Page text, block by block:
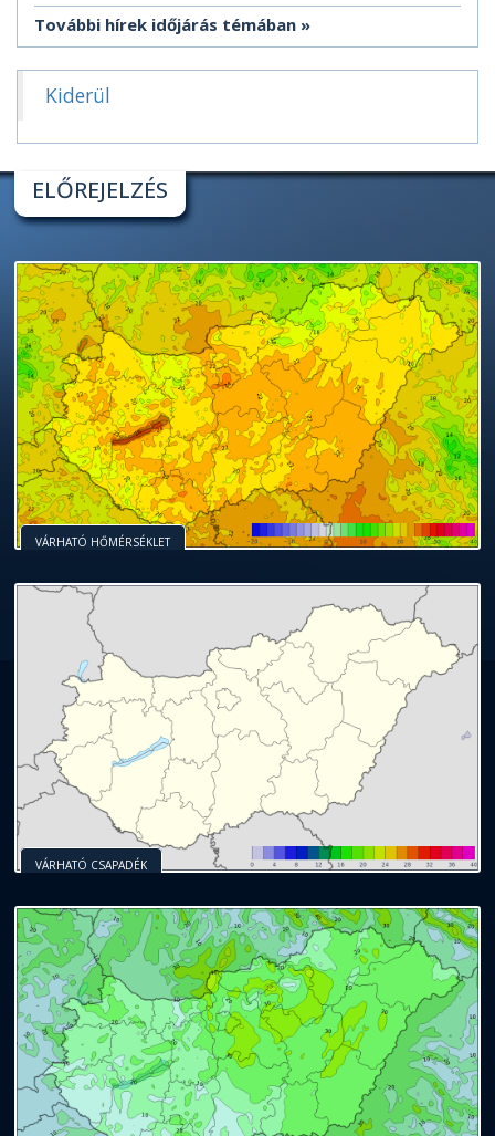
További hírek időjárás témában
Kiderül
ELŐREJELZÉS
VÁRHATÓ HŐMÉRSÉKLET
VÁRHATÓ CSAPADÉK